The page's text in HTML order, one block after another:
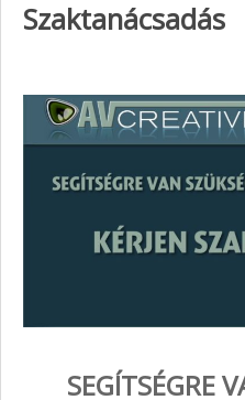
Szaktanácsadás
SEGÍTSÉGRE